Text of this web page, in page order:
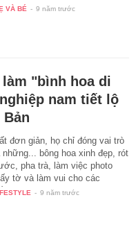
VÀ BÉ - 9 năm trước
"bình hoa di
nam tiết lộ
đơn giản, họ chỉ đóng vai trò
những... bông hoa xinh đẹp, rót
pha trà, làm việc photo
tờ và làm vui cho các
- 9 năm trước